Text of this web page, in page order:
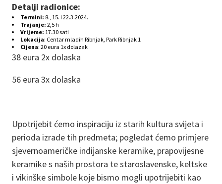
Detalji radionice:
Termini: 8., 15. i 22.3.2024.
Trajanje: 2,5 h
Vrijeme: 17.30 sati
Lokacija: Centar mladih Ribnjak, Park Ribnjak 1
Cijena: 20 eura 1x dolazak
38 eura 2x dolaska
56 eura 3x dolaska
Upotrijebit ćemo inspiraciju iz starih kultura svijeta i
perioda izrade tih predmeta; pogledat ćemo primjere
sjevernoameričke indijanske keramike, prapovijesne
keramike s naših prostora te staroslavenske, keltske
i vikinške simbole koje bismo mogli upotrijebiti kao